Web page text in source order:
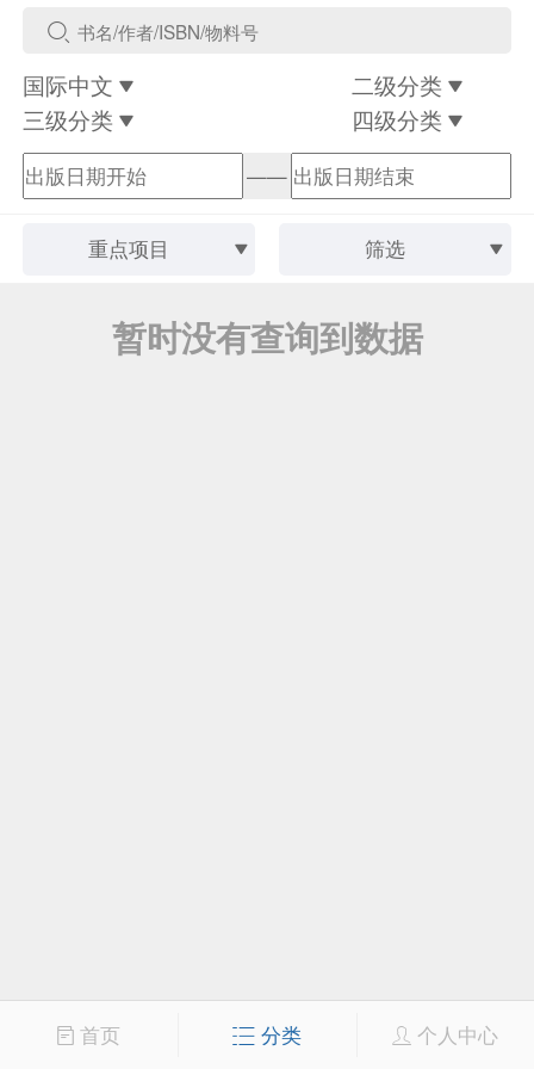
国际中文
二级分类
三级分类
四级分类
——
重点项目 筛选
暂时没有查询到数据
首页 分类 个人中心